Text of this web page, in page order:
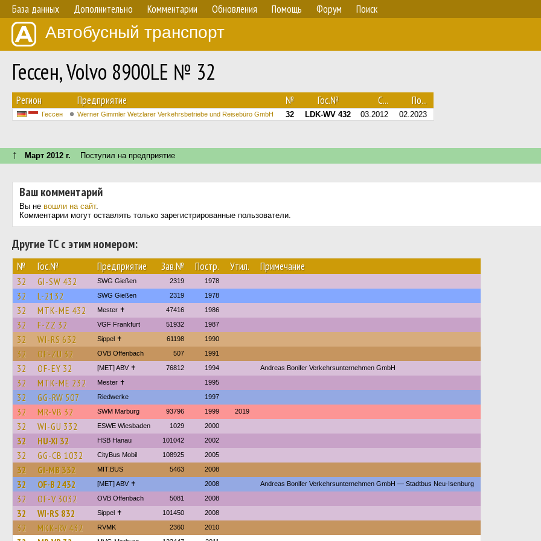
База данных Дополнительно Комментарии Обновления Помощь Форум Поиск
Автобусный транспорт
Гессен, Volvo 8900LE № 32
Регион Предприятие № Гос.№ С... По...
Гессен Werner Gimmler Wetzlarer Verkehrsbetriebe und Reisebüro GmbH 32 LDK-WV 432 03.2012 02.2023
↑ Март 2012 г. Поступил на предприятие
Ваш комментарий
Вы не вошли на сайт.
Комментарии могут оставлять только зарегистрированные пользователи.
Другие ТС с этим номером:
№ Гос.№ Предприятие Зав.№ Постр. Утил. Примечание
32 GI-SW 432 SWG Gießen 2319 1978
32 L-2132 SWG Gießen 2319 1978
32 MTK-ME 432 Mester ✝ 47416 1986
32 F-ZZ 32 VGF Frankfurt 51932 1987
32 WI-RS 632 Sippel ✝︎ 61198 1990
32 OF-ZU 32 OVB Offenbach 507 1991
32 OF-EY 32 [MET] ABV ✝ 76812 1994 Andreas Bonifer Verkehrsunternehmen GmbH
32 MTK-ME 232 Mester ✝ 1995
32 GG-RW 507 Riedwerke 1997
32 MR-VB 32 SWM Marburg 93796 1999 2019
32 WI-GU 332 ESWE Wiesbaden 1029 2000
32 HU-XI 32 HSB Hanau 101042 2002
32 GG-CB 1032 CityBus Mobil 108925 2005
32 GI-MB 332 MIT.BUS 5463 2008
32 OF-B 2432 [MET] ABV ✝ 2008 Andreas Bonifer Verkehrsunternehmen GmbH — Stadtbus Neu-Isenburg
32 OF-V 3032 OVB Offenbach 5081 2008
32 WI-RS 832 Sippel ✝︎ 101450 2008
32 MKK-RV 432 RVMK 2360 2010